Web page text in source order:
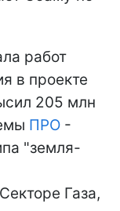
работ
в проекте
205 млн
ПРО -
"земля-
Газа,